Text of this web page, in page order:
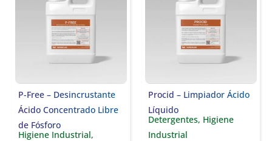
P-Free – Desincrustante
Ácido Concentrado Libre
de Fósforo
Higiene Industrial,
Procid – Limpiador Ácido
Líquido
Detergentes, Higiene
Industrial